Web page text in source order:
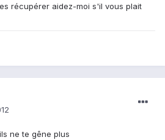
récupérer aidez-moi s'il vous plait
ne te gêne plus